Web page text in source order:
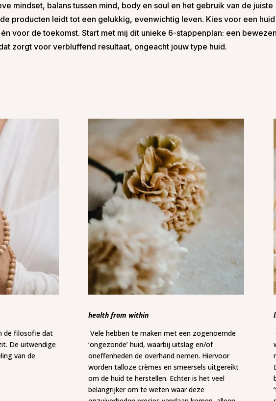
mindset, balans tussen mind, body en soul en het gebruik van de juiste
producten leidt tot een gelukkig, evenwichtig leven. Kies voor een
voor de toekomst. Start met mij dit unieke 6-stappenplan: een
zorgt voor verbluffend resultaat, ongeacht jouw type huid.
de filosofie dat
De uitwendige
van de
health from within
Vele hebben te maken met een zogenoemde
‘ongezonde’ huid, waarbij uitslag en/of
oneffenheden de overhand nemen. Hiervoor
worden talloze crèmes en smeersels uitgereikt
om de huid te herstellen. Echter is het veel
belangrijker om te weten waar deze